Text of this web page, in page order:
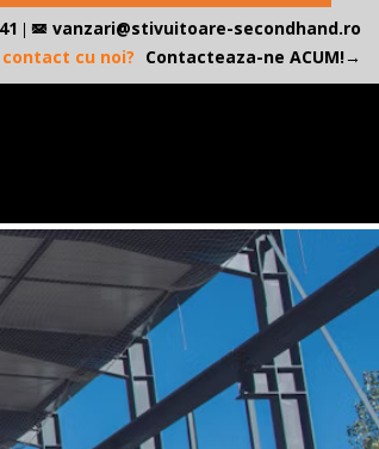
vanzari@stivuitoare-secondhand.ro
cu noi? Contacteaza-ne ACUM!→